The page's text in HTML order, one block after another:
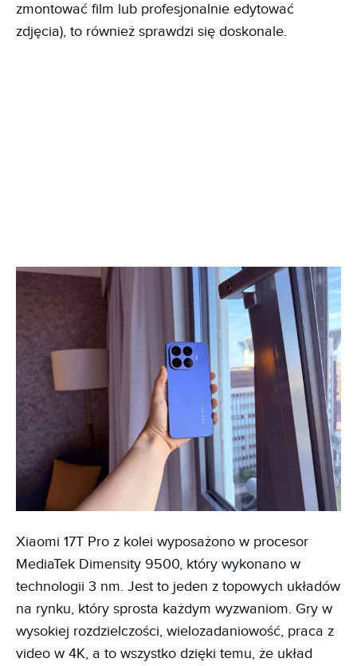
zmontować film lub profesjonalnie edytować
zdjęcia), to również sprawdzi się doskonale.
Xiaomi 17T Pro z kolei wyposażono w procesor
MediaTek Dimensity 9500, który wykonano w
technologii 3 nm. Jest to jeden z topowych układów
na rynku, który sprosta każdym wyzwaniom. Gry w
wysokiej rozdzielczości, wielozadaniowość, praca z
video w 4K, a to wszystko dzięki temu, że układ